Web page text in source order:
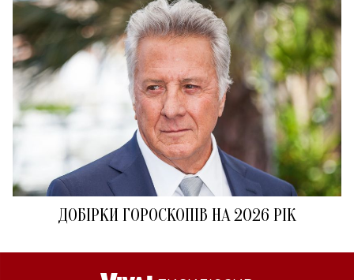
ДОБІРКИ ГОРОСКОПІВ НА 2026 РІК